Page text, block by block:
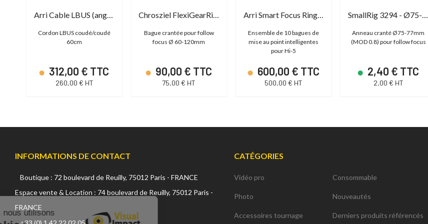
Arri Cable LBUS (angled) - LBUS (angled) (0.6m/1.9ft)
Cordon LBUS coudé/coudé
60cm
312,00 € TTC
260,00 € HT
Chrosziel FlexiGearRing Ø60-120mm
Bague crantée pour follow
focus Ø 60-120mm
90,00 € TTC
75,00 € HT
Arri Smart Focus Ring Set
Ensemble de 10 bagues de
mise au point intelligentes
pour Hi-5
600,00 € TTC
500,00 € HT
SmallRig 3294 - Ø75-Ø77 Seamless Focus Gear Ring
Anneau cranté Ø75-77mm
(MOD 0.8) pour follow focus
2,40 € TTC
2,00 € HT
INFORMATIONS DE CONTACT
Boutique : 72 boulevard de Reuilly, 75012 Paris - FRANCE
Espace vente & Location : 74 boulevard de Reuilly, 75012 Paris -
FRANCE
CATÉGORIES
Vidéo pro
Photo
Accessoires tournage
Consommable
Nouveautés
Derniers produits référencés
Sur ce site, nous utilisons